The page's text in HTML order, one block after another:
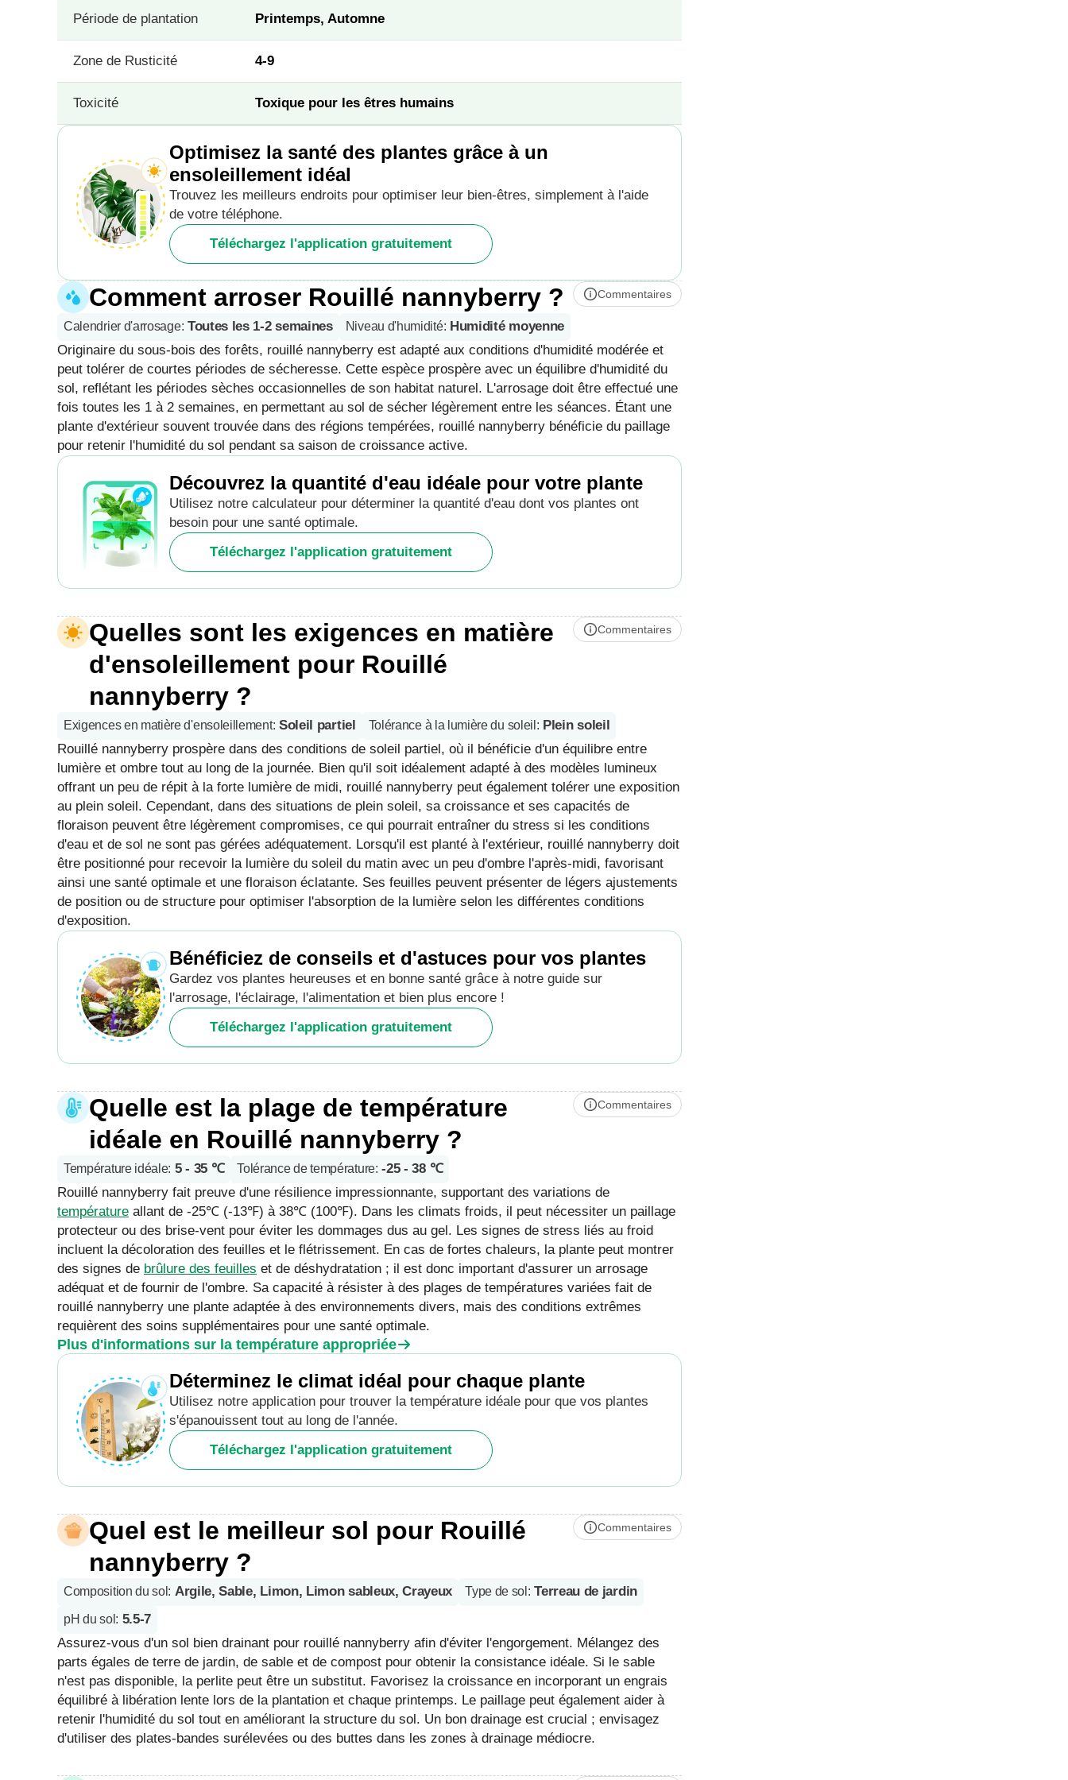
Période de plantation Printemps, Automne
Zone de Rusticité 4-9
Toxicité Toxique pour les êtres humains
Optimisez la santé des plantes grâce à un
ensoleillement idéal
Trouvez les meilleurs endroits pour optimiser leur bien-êtres, simplement à l'aide
de votre téléphone.
Téléchargez l'application gratuitement
Comment arroser Rouillé nannyberry ? Commentaires
Calendrier d'arrosage: Toutes les 1-2 semaines Niveau d'humidité: Humidité moyenne
Originaire du sous-bois des forêts, rouillé nannyberry est adapté aux conditions d'humidité modérée et
peut tolérer de courtes périodes de sécheresse. Cette espèce prospère avec un équilibre d'humidité du
sol, reflétant les périodes sèches occasionnelles de son habitat naturel. L'arrosage doit être effectué une
fois toutes les 1 à 2 semaines, en permettant au sol de sécher légèrement entre les séances. Étant une
plante d'extérieur souvent trouvée dans des régions tempérées, rouillé nannyberry bénéficie du paillage
pour retenir l'humidité du sol pendant sa saison de croissance active.
Découvrez la quantité d'eau idéale pour votre plante
Utilisez notre calculateur pour déterminer la quantité d'eau dont vos plantes ont
besoin pour une santé optimale.
Téléchargez l'application gratuitement
Quelles sont les exigences en matière
d'ensoleillement pour Rouillé
nannyberry ?
Commentaires
Exigences en matière d'ensoleillement: Soleil partiel Tolérance à la lumière du soleil : Plein soleil
Rouillé nannyberry prospère dans des conditions de soleil partiel, où il bénéficie d'un équilibre entre
lumière et ombre tout au long de la journée. Bien qu'il soit idéalement adapté à des modèles lumineux
offrant un peu de répit à la forte lumière de midi, rouillé nannyberry peut également tolérer une exposition
au plein soleil. Cependant, dans des situations de plein soleil, sa croissance et ses capacités de
floraison peuvent être légèrement compromises, ce qui pourrait entraîner du stress si les conditions
d'eau et de sol ne sont pas gérées adéquatement. Lorsqu'il est planté à l'extérieur, rouillé nannyberry doit
être positionné pour recevoir la lumière du soleil du matin avec un peu d'ombre l'après-midi, favorisant
ainsi une santé optimale et une floraison éclatante. Ses feuilles peuvent présenter de légers ajustements
de position ou de structure pour optimiser l'absorption de la lumière selon les différentes conditions
d'exposition.
Bénéficiez de conseils et d'astuces pour vos plantes
Gardez vos plantes heureuses et en bonne santé grâce à notre guide sur
l'arrosage, l'éclairage, l'alimentation et bien plus encore !
Téléchargez l'application gratuitement
Quelle est la plage de température
idéale en Rouillé nannyberry ?
Commentaires
Température idéale: 5 - 35 ℃ Tolérance de température: -25 - 38 ℃
Rouillé nannyberry fait preuve d'une résilience impressionnante, supportant des variations de
température allant de -25℃ (-13℉) à 38℃ (100℉). Dans les climats froids, il peut nécessiter un paillage
protecteur ou des brise-vent pour éviter les dommages dus au gel. Les signes de stress liés au froid
incluent la décoloration des feuilles et le flétrissement. En cas de fortes chaleurs, la plante peut montrer
des signes de brûlure des feuilles et de déshydratation ; il est donc important d'assurer un arrosage
adéquat et de fournir de l'ombre. Sa capacité à résister à des plages de températures variées fait de
rouillé nannyberry une plante adaptée à des environnements divers, mais des conditions extrêmes
requièrent des soins supplémentaires pour une santé optimale.
Plus d'informations sur la température appropriée
Déterminez le climat idéal pour chaque plante
Utilisez notre application pour trouver la température idéale pour que vos plantes
s'épanouissent tout au long de l'année.
Téléchargez l'application gratuitement
Quel est le meilleur sol pour Rouillé
nannyberry ?
Commentaires
Composition du sol : Argile, Sable, Limon, Limon sableux, Crayeux Type de sol : Terreau de jardin
pH du sol : 5.5-7
Assurez-vous d'un sol bien drainant pour rouillé nannyberry afin d'éviter l'engorgement. Mélangez des
parts égales de terre de jardin, de sable et de compost pour obtenir la consistance idéale. Si le sable
n'est pas disponible, la perlite peut être un substitut. Favorisez la croissance en incorporant un engrais
équilibré à libération lente lors de la plantation et chaque printemps. Le paillage peut également aider à
retenir l'humidité du sol tout en améliorant la structure du sol. Un bon drainage est crucial ; envisagez
d'utiliser des plates-bandes surélevées ou des buttes dans les zones à drainage médiocre.